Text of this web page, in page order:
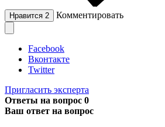
Нравится 2 Комментировать
Facebook
Вконтакте
Twitter
Пригласить эксперта
Ответы на вопрос 0
Ваш ответ на вопрос